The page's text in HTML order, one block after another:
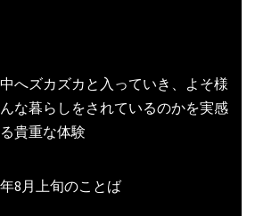
へズカズカと入っていき、よそ様
な暮らしをされているのかを実感
貴重な体験
8月上旬のことば